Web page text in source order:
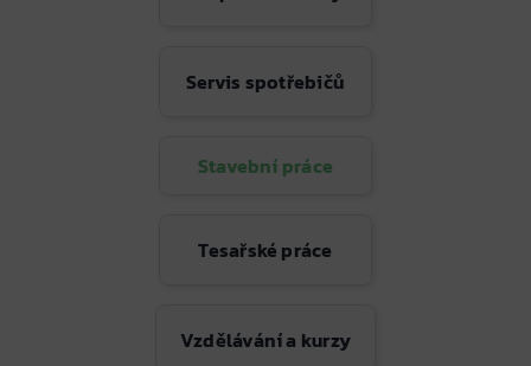
Servis spotřebičů
Stavební práce
Tesařské práce
Vzdělávání a kurzy